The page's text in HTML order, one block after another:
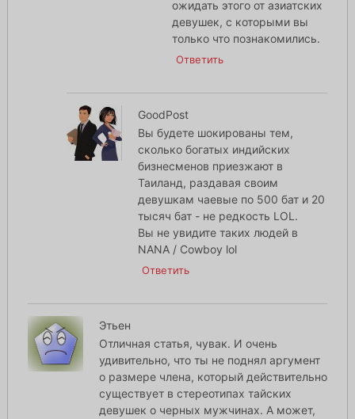
ожидать этого от азиатских
девушек, с которыми вы
только что познакомились.
Ответить
GoodPost
Вы будете шокированы тем,
сколько богатых индийских
бизнесменов приезжают в
Таиланд, раздавая своим
девушкам чаевые по 500 бат и 20
тысяч бат - не редкость LOL.
Вы не увидите таких людей в
NANA / Cowboy lol
Ответить
Этьен
Отличная статья, чувак. И очень
удивительно, что ты не поднял аргумент
о размере члена, который действительно
существует в стереотипах тайских
девушек о черных мужчинах. А может,